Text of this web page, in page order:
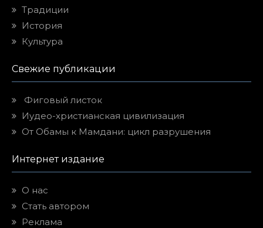
Традиции
История
Культура
Свежие публикации
Фиговый листок
Иудео-христианская цивилизация
От Обамы к Мамдани: цикл разрушения
Интернет издание
О нас
Стать автором
Реклама